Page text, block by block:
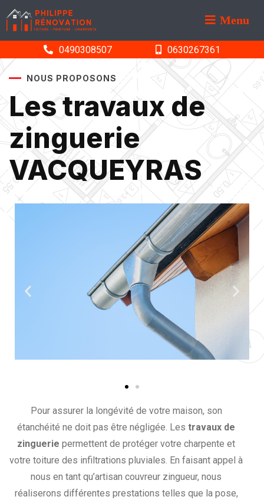
Menu
0490308507 0630267361
NOUS PROPOSONS
Les travaux de
zinguerie
VACQUEYRAS
Pour assurer la longévité de votre maison, son
étanchéité ne doit pas être négligée. Les travaux de
zinguerie permettent de protéger votre charpente et
votre toiture des infiltrations pluviales. En faisant appel à
nous en tant qu’artisan couvreur zingueur, nous
réaliserons différentes prestations telles que la pose,